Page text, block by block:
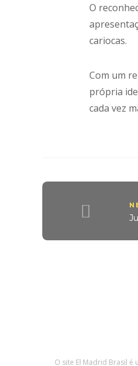
O
cariocas.
Com um
própria
cada vez
O site El Madrid Brasil